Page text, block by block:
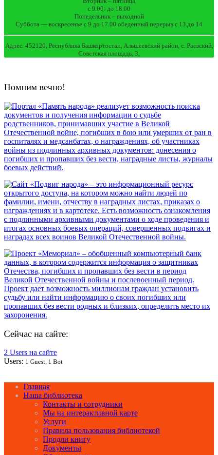
с 9.00- до 18.00
Понедельник – выходной
Суббота — воскресенье с 9 до 17.00 обеденный перерыв с 13.до 14
Адрес. 452120, Республика Башкортостан, Альшеевский район, с. Раевский,
Советская площадь, 3,
Помним вечно!
Сейчас на сайте:
2 Users на сайте
Users: 1 Guest, 1 Bot
Главная
Наша библиотека
Контакты и сотрудники
Мы на интерактивной карте
Услуги
Правила пользования библиотекой
Продли книгу
Документы